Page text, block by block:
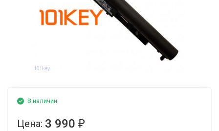
В наличии
Цена: 3 990 ₽